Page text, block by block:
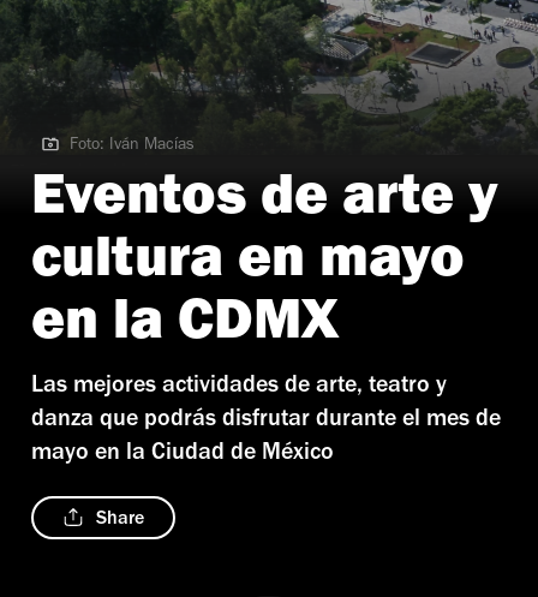
Foto: Iván Macías
Foto: Iván Macías
Eventos de arte y
cultura en mayo
en la CDMX
Las mejores actividades de arte, teatro y
danza que podrás disfrutar durante el mes de
mayo en la Ciudad de México
Share